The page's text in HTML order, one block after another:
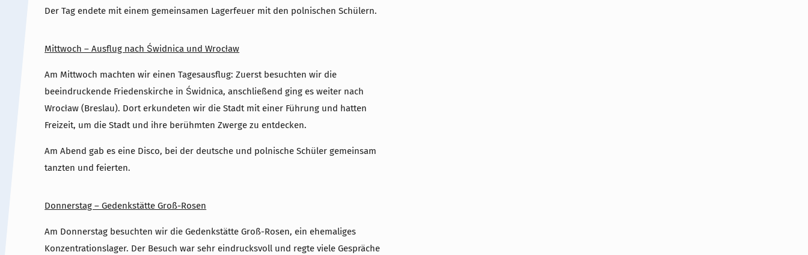
Der Tag endete mit einem gemeinsamen Lagerfeuer mit den polnischen Schülern.
Mittwoch – Ausflug nach Świdnica und Wrocław
Am Mittwoch machten wir einen Tagesausflug: Zuerst besuchten wir die
beeindruckende Friedenskirche in Świdnica, anschließend ging es weiter nach
Wrocław (Breslau). Dort erkundeten wir die Stadt mit einer Führung und hatten
Freizeit, um die Stadt und ihre berühmten Zwerge zu entdecken.
Am Abend gab es eine Disco, bei der deutsche und polnische Schüler gemeinsam
tanzten und feierten.
Donnerstag – Gedenkstätte Groß-Rosen
Am Donnerstag besuchten wir die Gedenkstätte Groß-Rosen, ein ehemaliges
Konzentrationslager. Der Besuch war sehr eindrucksvoll und regte viele Gespräche